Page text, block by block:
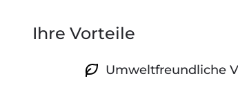
Ihre Vorteile
Umweltfreundliche